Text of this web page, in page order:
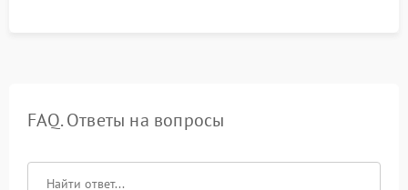
FAQ. Ответы на вопросы